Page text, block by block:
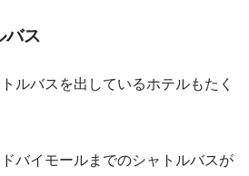
バス
ルバスを出しているホテルもたく
バイモールまでのシャトルバスが